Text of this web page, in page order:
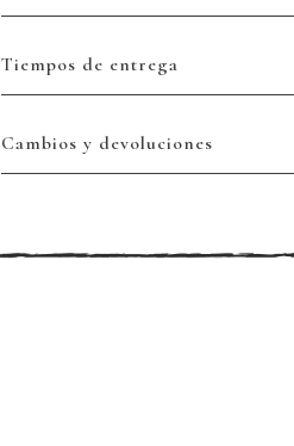
Tiempos de entrega
Cambios y devoluciones